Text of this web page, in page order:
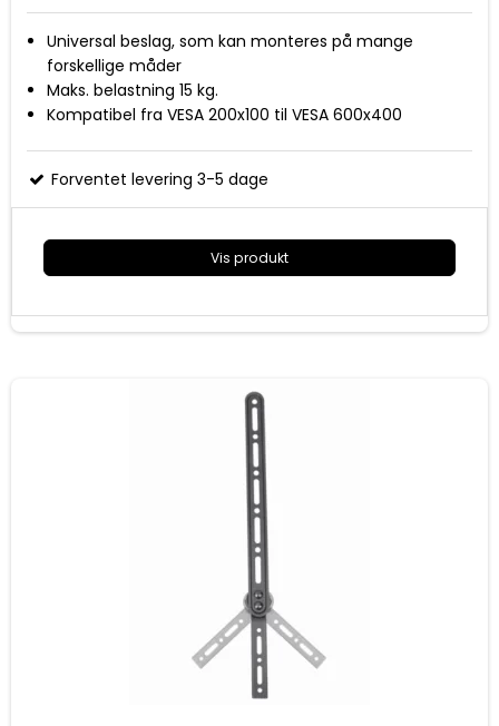
Universal beslag, som kan monteres på mange
forskellige måder
Maks. belastning 15 kg.
Kompatibel fra VESA 200x100 til VESA 600x400
Forventet levering 3-5 dage
Vis produkt